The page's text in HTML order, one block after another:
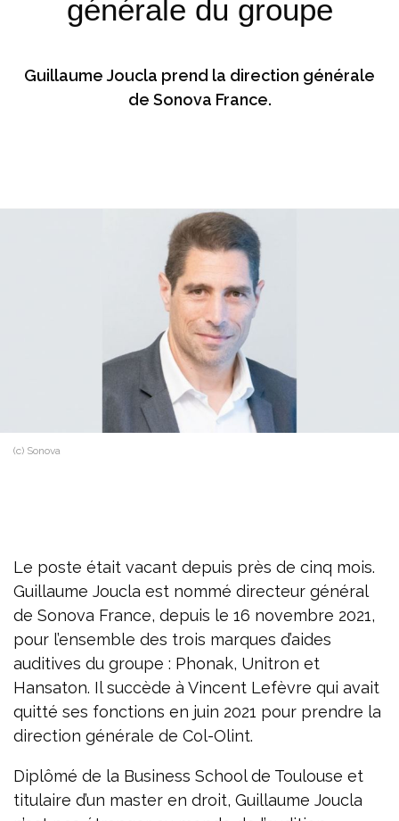
générale du groupe
Guillaume Joucla prend la direction générale
de Sonova France.
(c) Sonova
Le poste était vacant depuis près de cinq mois.
Guillaume Joucla est nommé directeur général
de Sonova France, depuis le 16 novembre 2021,
pour l’ensemble des trois marques d’aides
auditives du groupe : Phonak, Unitron et
Hansaton. Il succède à Vincent Lefèvre qui avait
quitté ses fonctions en juin 2021 pour prendre la
direction générale de Col-Olint.
Diplômé de la Business School de Toulouse et
titulaire d’un master en droit, Guillaume Joucla